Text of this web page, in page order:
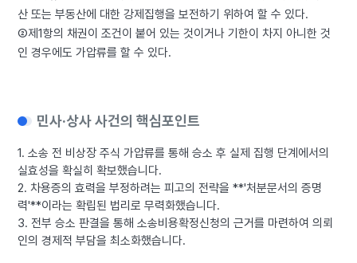
산 또는 부동산에 대한 강제집행을 보전하기 위하여 할 수 있다.
②제1항의 채권이 조건이 붙어 있는 것이거나 기한이 차지 아니한 것
인 경우에도 가압류를 할 수 있다.
민사·상사 사건의 핵심포인트
1. 소송 전 비상장 주식 가압류를 통해 승소 후 실제 집행 단계에서의
실효성을 확실히 확보했습니다.
2. 차용증의 효력을 부정하려는 피고의 전략을 **'처분문서의 증명
력'**이라는 확립된 법리로 무력화했습니다.
3. 전부 승소 판결을 통해 소송비용확정신청의 근거를 마련하여 의뢰
인의 경제적 부담을 최소화했습니다.